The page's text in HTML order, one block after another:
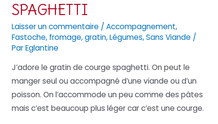
SPAGHETTI
Laisser un commentaire /Accompagnement,
Fastoche, fromage,gratin,Légumes,Sans Viande/
ParEglantine
J’adore le gratin de courge spaghetti. On peut le
manger seul ou accompagné d’une viande ou d’un
poisson. On l’accommode un peu comme des pâtes
mais c’est beaucoup plus léger car c’est une courge.